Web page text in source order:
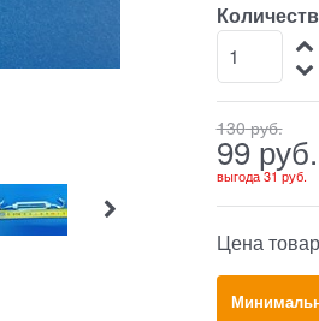
130 руб.
99 руб.
выгода31 руб.
Цена